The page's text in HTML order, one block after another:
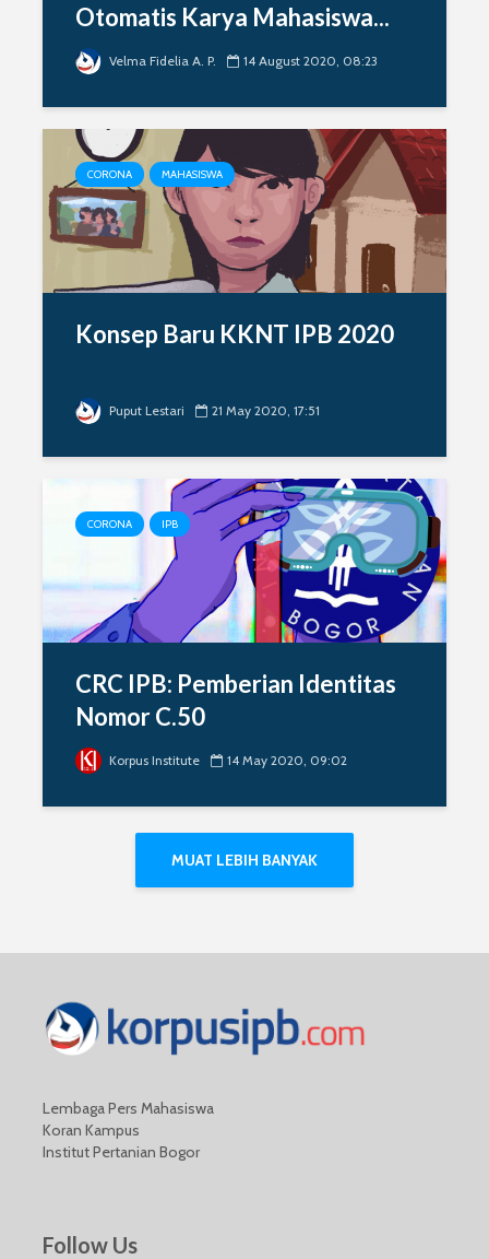
Otomatis Karya Mahasiswa...
Velma Fidelia A. P. 14 August 2020, 08:23
CORONA MAHASISWA
Konsep Baru KKNT IPB 2020
Puput Lestari 21 May 2020, 17:51
CORONA IPB
CRC IPB: Pemberian Identitas
Nomor C.50
Korpus Institute 14 May 2020, 09:02
MUAT LEBIH BANYAK
Lembaga Pers Mahasiswa
Koran Kampus
Institut Pertanian Bogor
Follow Us